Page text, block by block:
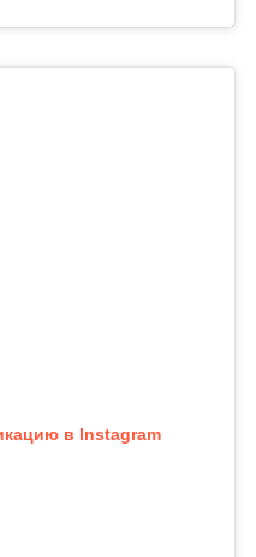
в Instagram